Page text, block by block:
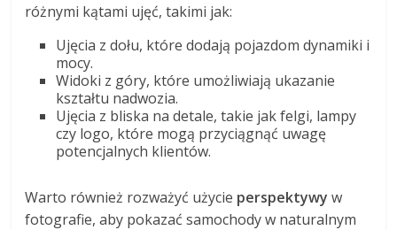
różnymi kątami ujęć, takimi jak:
Ujęcia z dołu, które dodają pojazdom dynamiki i
mocy.
Widoki z góry, które umożliwiają ukazanie
kształtu nadwozia.
Ujęcia z bliska na detale, takie jak felgi, lampy
czy logo, które mogą przyciągnąć uwagę
potencjalnych klientów.
Warto również rozważyć użycie perspektywy w
fotografie, aby pokazać samochody w naturalnym